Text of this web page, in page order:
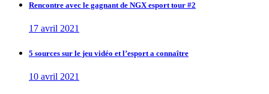
Rencontre avec le gagnant de NGX esport tour #2
17 avril 2021
5 sources sur le jeu vidéo et l’esport a connaître
10 avril 2021